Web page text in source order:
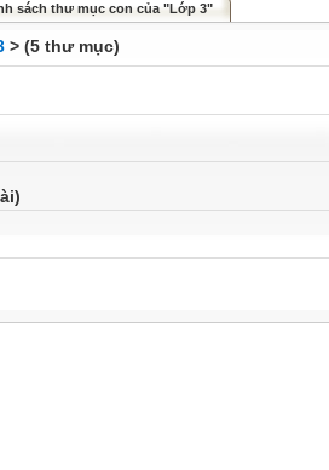
sách thư mục con của "Lớp 3"
> (5 thư mục)